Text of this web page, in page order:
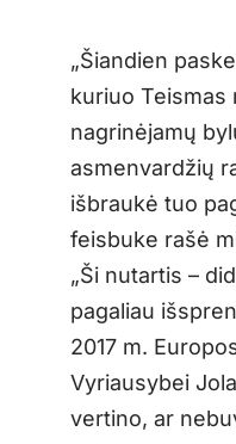
„Šiandien
kuriuo Teismas
nagrinėjamų
asmenvardžių
išbraukė tuo
feisbuke rašė
„Ši nutartis –
pagaliau
2017 m.
Vyriausybei
vertino, ar